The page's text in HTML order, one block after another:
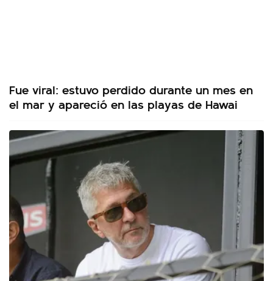
Fue viral: estuvo perdido durante un mes en
el mar y apareció en las playas de Hawai